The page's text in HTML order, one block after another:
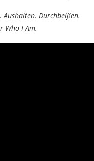
Durchbeißen.
Who I Am.